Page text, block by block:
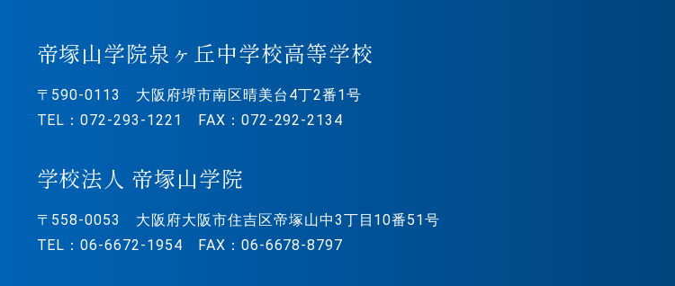
帝塚山学院泉ヶ丘中学校高等学校
〒590-0113 大阪府堺市南区晴美台4丁2番1号
TEL：072-293-1221 FAX：072-292-2134
学校法人 帝塚山学院
〒558-0053 大阪府大阪市住吉区帝塚山中3丁目10番51号
TEL：06-6672-1954 FAX：06-6678-8797